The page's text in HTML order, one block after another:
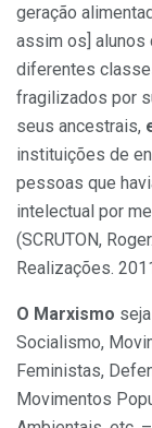
geração
assim os] alunos
diferentes
fragilizados por
seus ancestrais,
instituições de
pessoas que
intelectual por
(SCRUTON, Roger.
Realizações.
O Marxismo
Socialismo,
Feministas,
Movimentos